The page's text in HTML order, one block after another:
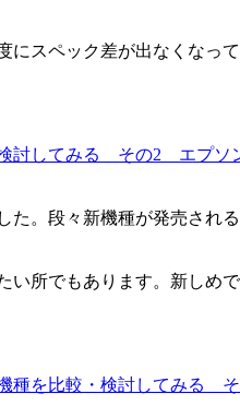
スペック差が出なくなっ
検討してみる その2 エプソ
。段々新機種が発売され
所でもあります。新しめ
種を比較・検討してみる